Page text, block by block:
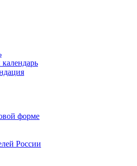
форме
России